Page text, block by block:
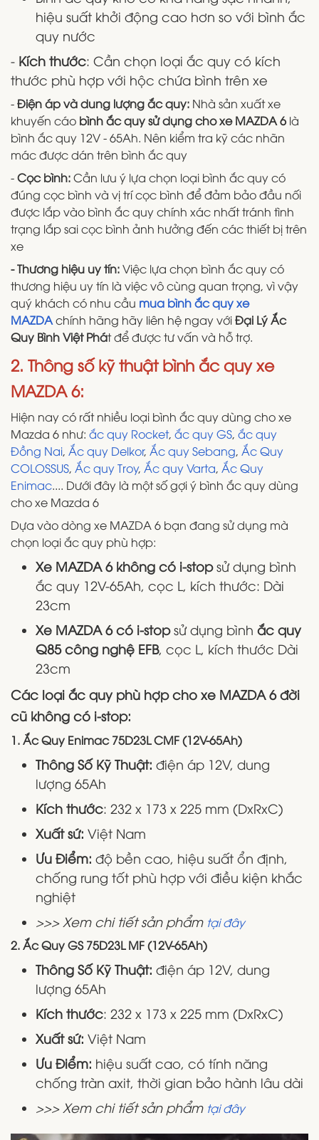
hiệu suất khởi động cao hơn so với bình ắc
quy nước
- Kích thước: Cần chọn loại ắc quy có kích
thước phù hợp với hộc chứa bình trên xe
-Điện áp và dung lượng ắc quy: Nhà sản xuất xe
khuyến cáo bình ắc quy sử dụng cho xe MAZDA 6 là
bình ắc quy 12V - 65Ah. Nên kiểm tra kỹ các nhãn
mác được dán trên bình ắc quy
-Cọc bình:Cần lưu ý lựa chọn loại bình ắc quy có
đúng cọc bình và vị trí cọc bình để đảm bảo đầu nối
được lắp vào bình ắc quy chính xác nhất tránh tình
trạng lắp sai cọc bình ảnh hưởng đến các thiết bị trên
xe
- Thương hiệu uy tín:Việc lựa chọn bình ắc quy có
thương hiệu uy tín là việc vô cùng quan trọng, vì vậy
quý khách có nhu cầu mua bình ắc quy xe
MAZDAchính hãng hãy liên hệ ngay vớiĐại Lý Ắc
Quy Bình Việt Phát để được tư vấn và hỗ trợ.
2. Thông số kỹ thuật bình ắc quy xe
MAZDA 6:
Hiện nay có rất nhiều loại bình ắc quy dùng cho xe
Mazda 6 như: ắc quy Rocket, ắc quy GS, ắc quy
Đồng Nai, Ắc quy Delkor, Ắc quy Sebang, Ắc Quy
COLOSSUS, Ắc quy Troy, Ắc quy Varta, Ắc Quy
Enimac.... Dưới đây là một số gợi ý bình ắc quy dùng
cho xe Mazda 6
Dựa vào dòng xe MAZDA 6 bạn đang sử dụng mà
chọn loại ắc quy phù hợp:
Xe MAZDA 6 không có i-stopsử dụng bình
ắc quy 12V-65Ah, cọc L, kích thước: Dài
23cm
Xe MAZDA 6 có i-stopsử dụng bình ắc quy
Q85 công nghệ EFB, cọc L, kích thước Dài
23cm
Các loại ắc quy phù hợp cho xe MAZDA 6 đời
cũ không có i-stop:
1. Ắc Quy Enimac 75D23L CMF (12V-65Ah)
Thông Số Kỹ Thuật: điện áp 12V, dung
lượng 65Ah
Kích thước: 232 x 173 x 225 mm (DxRxC)
Xuất sứ: Việt Nam
Ưu Điểm: độ bền cao, hiệu suất ổn định,
chống rung tốt phù hợp với điều kiện khắc
nghiệt
>>> Xem chi tiết sản phẩm tại đây
2. Ắc Quy GS 75D23L MF (12V-65Ah)
Thông Số Kỹ Thuật: điện áp 12V, dung
lượng 65Ah
Kích thước: 232 x 173 x 225 mm (DxRxC)
Xuất sứ: Việt Nam
Ưu Điểm: hiệu suất cao, có tính năng
chống tràn axit, thời gian bảo hành lâu dài
>>> Xem chi tiết sản phẩm tại đây